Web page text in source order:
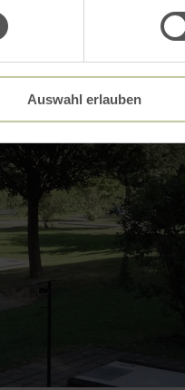
Auswahl erlauben